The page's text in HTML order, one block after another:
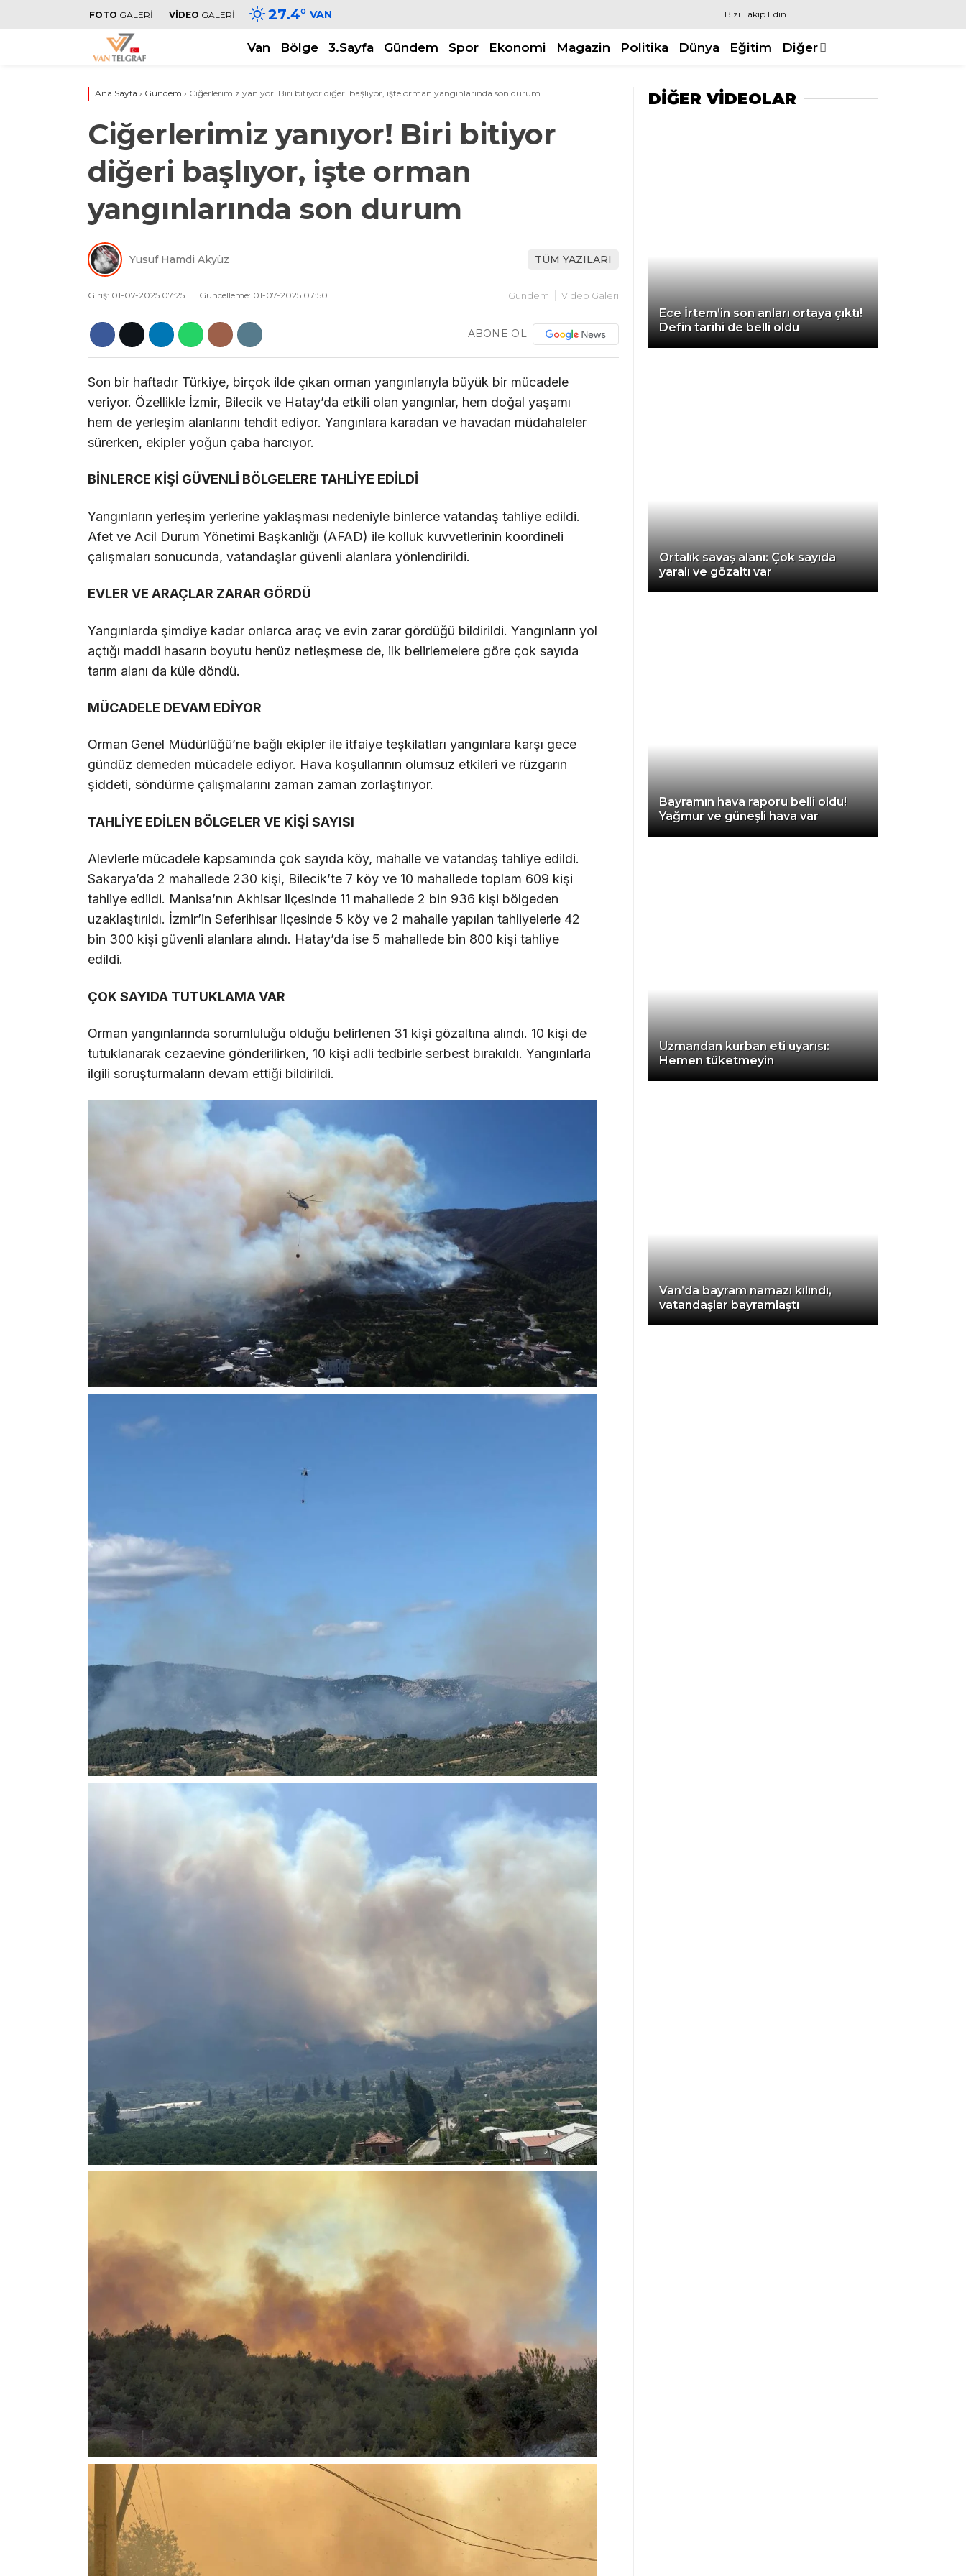
Magazin
Politika
Dünya
Instagram
Youtube
FOTO GALERİ VİDEO GALERİ 27.4° VAN Bizi Takip Edin
Van Bölge 3.Sayfa Gündem Spor Ekonomi Magazin Politika Dünya Eğitim Diğer
Ana Sayfa › Gündem › Ciğerlerimiz yanıyor! Biri bitiyor diğeri başlıyor, işte orman yangınlarında son durum
Ciğerlerimiz yanıyor! Biri bitiyor
diğeri başlıyor, işte orman
yangınlarında son durum
Yusuf Hamdi Akyüz TÜM YAZILARI
Giriş: 01-07-2025 07:25 Güncelleme: 01-07-2025 07:50 Gündem Video Galeri
ABONE OL
Son bir haftadır Türkiye, birçok ilde çıkan orman yangınlarıyla büyük bir mücadele
veriyor. Özellikle İzmir, Bilecik ve Hatay’da etkili olan yangınlar, hem doğal yaşamı
hem de yerleşim alanlarını tehdit ediyor. Yangınlara karadan ve havadan müdahaleler
sürerken, ekipler yoğun çaba harcıyor.
BİNLERCE KİŞİ GÜVENLİ BÖLGELERE TAHLİYE EDİLDİ
Yangınların yerleşim yerlerine yaklaşması nedeniyle binlerce vatandaş tahliye edildi.
Afet ve Acil Durum Yönetimi Başkanlığı (AFAD) ile kolluk kuvvetlerinin koordineli
çalışmaları sonucunda, vatandaşlar güvenli alanlara yönlendirildi.
EVLER VE ARAÇLAR ZARAR GÖRDÜ
Yangınlarda şimdiye kadar onlarca araç ve evin zarar gördüğü bildirildi. Yangınların yol
açtığı maddi hasarın boyutu henüz netleşmese de, ilk belirlemelere göre çok sayıda
tarım alanı da küle döndü.
MÜCADELE DEVAM EDİYOR
Orman Genel Müdürlüğü’ne bağlı ekipler ile itfaiye teşkilatları yangınlara karşı gece
gündüz demeden mücadele ediyor. Hava koşullarının olumsuz etkileri ve rüzgarın
şiddeti, söndürme çalışmalarını zaman zaman zorlaştırıyor.
TAHLİYE EDİLEN BÖLGELER VE KİŞİ SAYISI
Alevlerle mücadele kapsamında çok sayıda köy, mahalle ve vatandaş tahliye edildi.
Sakarya’da 2 mahallede 230 kişi, Bilecik’te 7 köy ve 10 mahallede toplam 609 kişi
tahliye edildi. Manisa’nın Akhisar ilçesinde 11 mahallede 2 bin 936 kişi bölgeden
uzaklaştırıldı. İzmir’in Seferihisar ilçesinde 5 köy ve 2 mahalle yapılan tahliyelerle 42
bin 300 kişi güvenli alanlara alındı. Hatay’da ise 5 mahallede bin 800 kişi tahliye
edildi.
ÇOK SAYIDA TUTUKLAMA VAR
Orman yangınlarında sorumluluğu olduğu belirlenen 31 kişi gözaltına alındı. 10 kişi de
tutuklanarak cezaevine gönderilirken, 10 kişi adli tedbirle serbest bırakıldı. Yangınlarla
ilgili soruşturmaların devam ettiği bildirildi.
DİĞER VİDEOLAR
Ece İrtem’in son anları ortaya çıktı!
Defin tarihi de belli oldu
Ortalık savaş alanı: Çok sayıda
yaralı ve gözaltı var
Bayramın hava raporu belli oldu!
Yağmur ve güneşli hava var
Uzmandan kurban eti uyarısı:
Hemen tüketmeyin
Van’da bayram namazı kılındı,
vatandaşlar bayramlaştı